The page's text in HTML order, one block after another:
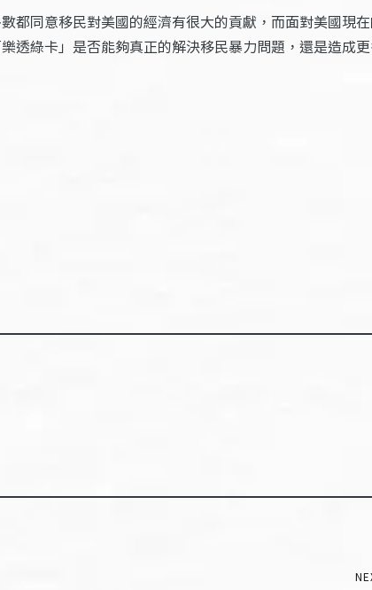
同意移民對美國的經濟有很大的貢獻，而面對美國現
綠卡」是否能夠真正的解決移民暴力問題，還是造成更